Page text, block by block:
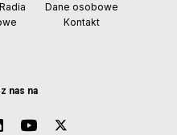
nas na
Dane osobowe
Kontakt